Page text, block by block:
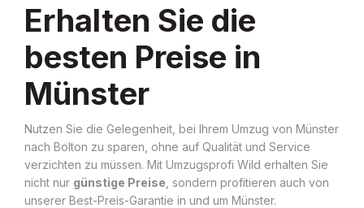
Erhalten Sie die
besten Preise in
Münster
Nutzen Sie die Gelegenheit, bei Ihrem Umzug von Münster
nach Bolton zu sparen, ohne auf Qualität und Service
verzichten zu müssen. Mit Umzugsprofi Wild erhalten Sie
nicht nur günstige Preise , sondern profitieren auch von
unserer Best-Preis-Garantie in und um Münster.